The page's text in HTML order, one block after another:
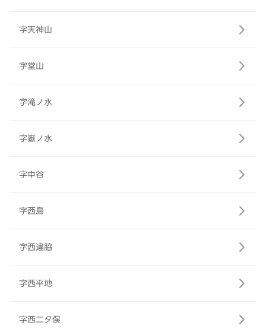
字天神山
字堂山
字滝ノ水
字嶽ノ水
字中谷
字西島
字西違脇
字西平地
字西二タ俣